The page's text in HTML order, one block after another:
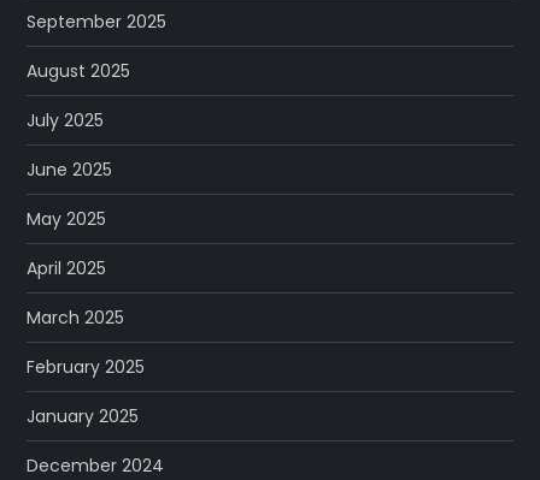
September 2025
August 2025
July 2025
June 2025
May 2025
April 2025
March 2025
February 2025
January 2025
December 2024